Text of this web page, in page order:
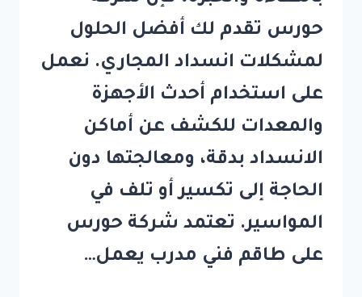
حورس تقدم لك أفضل الحلول
لمشكلات انسداد المجاري. نعمل
على استخدام أحدث الأجهزة
والمعدات للكشف عن أماكن
الانسداد بدقة، ومعالجتها دون
الحاجة إلى تكسير أو تلف في
المواسير. تعتمد شركة حورس
على طاقم فني مدرب يعمل…